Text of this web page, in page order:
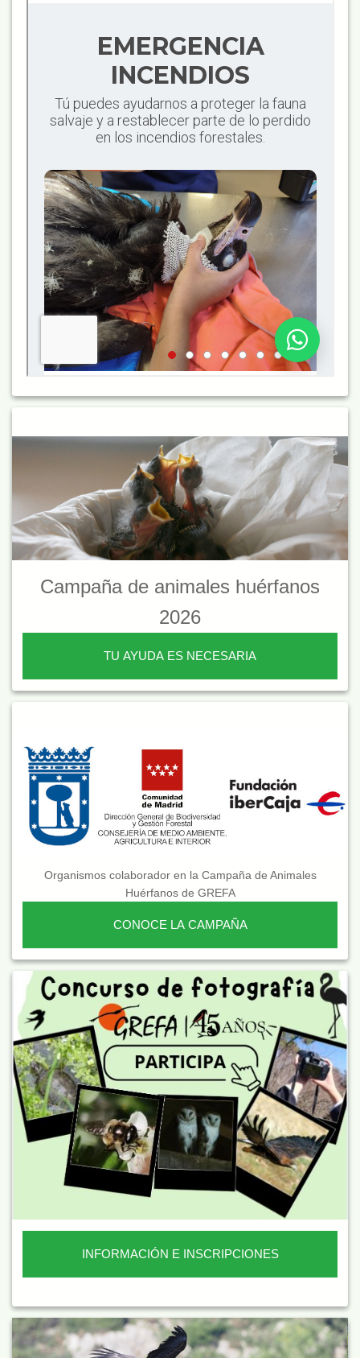
Campaña de animales huérfanos
2026
TU AYUDA ES NECESARIA
Organismos colaborador en la Campaña de Animales
Huérfanos de GREFA
CONOCE LA CAMPAÑA
INFORMACIÓN E INSCRIPCIONES